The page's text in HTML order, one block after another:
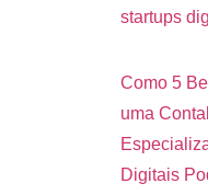
startups
Como 5
uma
Digitais